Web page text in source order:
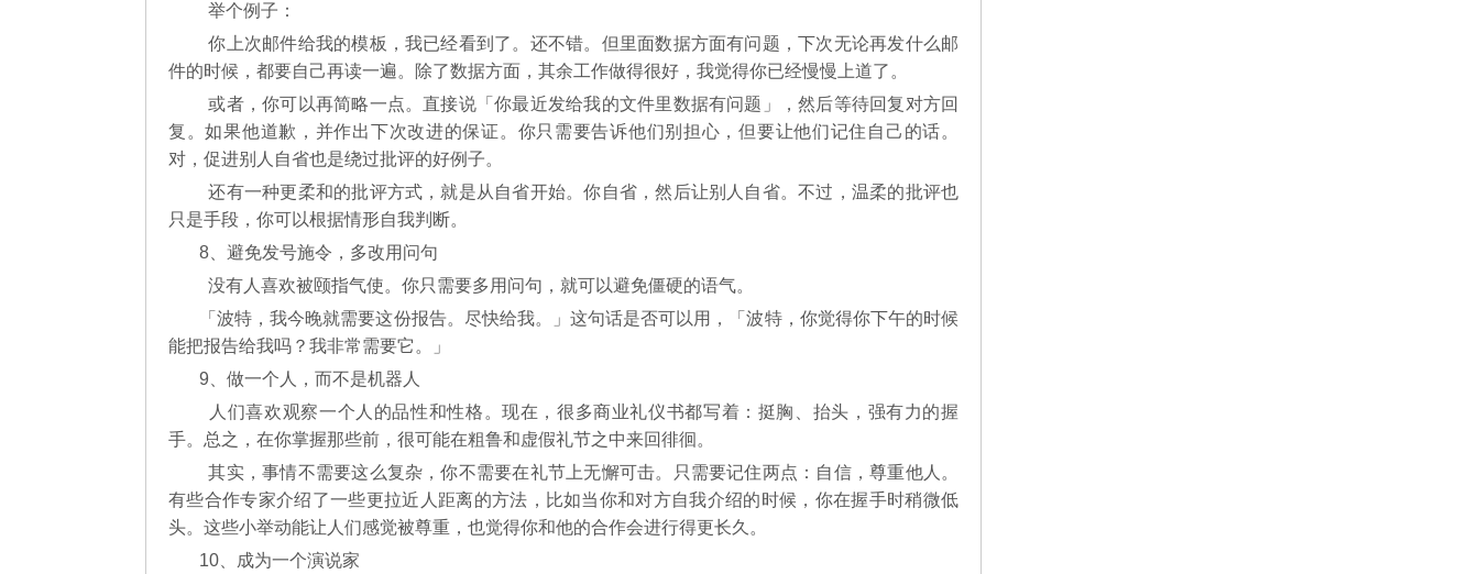
举个例子：
你上次邮件给我的模板，我已经看到了。还不错。但里面数据方面有问题，下次无论再发什么邮
件的时候，都要自己再读一遍。除了数据方面，其余工作做得很好，我觉得你已经慢慢上道了。
或者，你可以再简略一点。直接说「你最近发给我的文件里数据有问题」，然后等待回复对方回
复。如果他道歉，并作出下次改进的保证。你只需要告诉他们别担心，但要让他们记住自己的话。
对，促进别人自省也是绕过批评的好例子。
还有一种更柔和的批评方式，就是从自省开始。你自省，然后让别人自省。不过，温柔的批评也
只是手段，你可以根据情形自我判断。
8、避免发号施令，多改用问句
没有人喜欢被颐指气使。你只需要多用问句，就可以避免僵硬的语气。
「波特，我今晚就需要这份报告。尽快给我。」这句话是否可以用，「波特，你觉得你下午的时候
能把报告给我吗？我非常需要它。」
9、做一个人，而不是机器人
人们喜欢观察一个人的品性和性格。现在，很多商业礼仪书都写着：挺胸、抬头，强有力的握
手。总之，在你掌握那些前，很可能在粗鲁和虚假礼节之中来回徘徊。
其实，事情不需要这么复杂，你不需要在礼节上无懈可击。只需要记住两点：自信，尊重他人。
有些合作专家介绍了一些更拉近人距离的方法，比如当你和对方自我介绍的时候，你在握手时稍微低
头。这些小举动能让人们感觉被尊重，也觉得你和他的合作会进行得更长久。
10、成为一个演说家